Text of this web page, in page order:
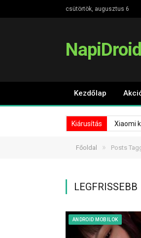
csütörtök, augusztus 6
NapiDroid
Kezdőlap
Kiárusítás Xiaomi
Főoldal » Posts
LEGFRISSEBB
ANDROID MOBILOK